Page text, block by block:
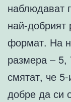
наблюдават
най-добрият
формат. На
размера – 5,
смятат, че
добре да си